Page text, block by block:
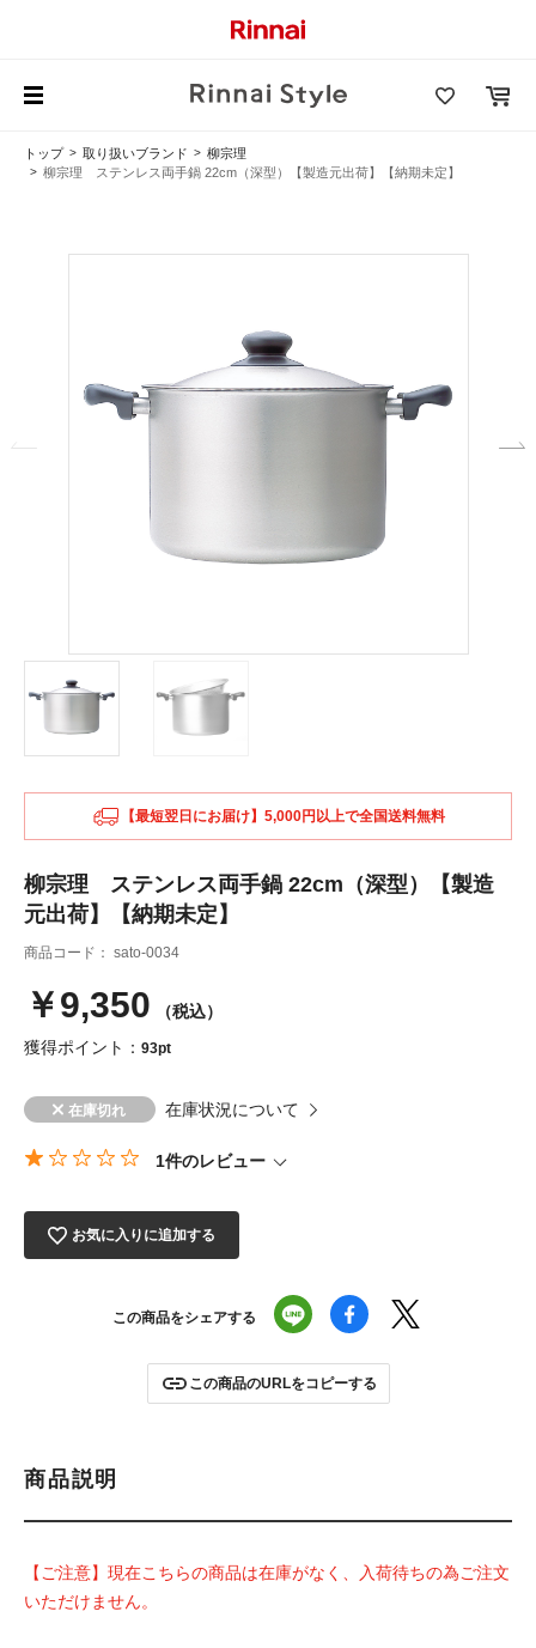
トップ 取り扱いブランド
柳宗理
柳宗理 ステンレス両手鍋 22cm（深型）【製造元出荷】【納期未定】
【最短翌日にお届け】5,000円以上で全国送料無料
柳宗理 ステンレス両手鍋 22cm（深型）【製造
元出荷】【納期未定】
商品コード： sato-0034
￥9,350 （税込）
獲得ポイント： 93pt
在庫状況について
1件のレビュー
お気に入りに追加する
この商品をシェアする
この商品のURLをコピーする
商品説明
【ご注意】現在こちらの商品は在庫がなく、入荷待ちの為ご注文
いただけません。